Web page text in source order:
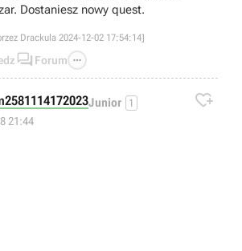
Dostaniesz nowy quest.
Drackula 2024-12-02 17:54:14]
 Forum 
Junior 1
21:44
